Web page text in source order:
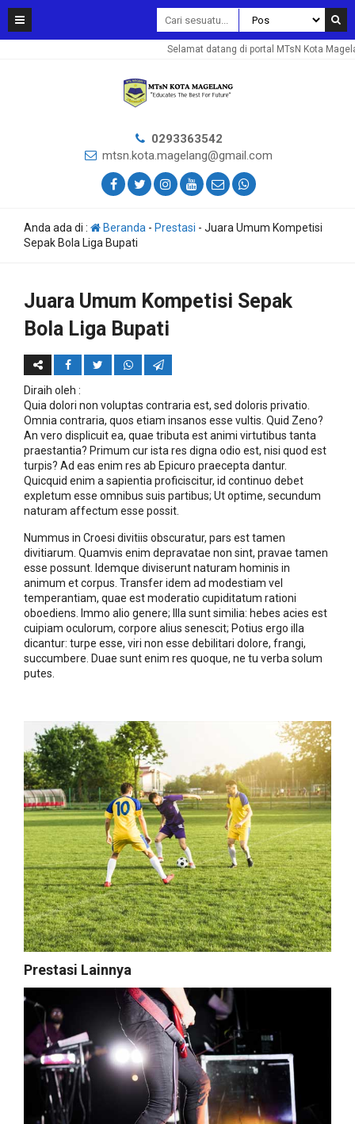
Selamat datang di portal MTsN Kota
0293363542
mtsn.kota.magelang@gmail.com
Anda ada di : Beranda - Prestasi - Juara Umum Kompetisi
Sepak Bola Liga Bupati
Juara Umum Kompetisi Sepak
Bola Liga Bupati
Diraih oleh :
Quia dolori non voluptas contraria est, sed doloris privatio.
Omnia contraria, quos etiam insanos esse vultis. Quid Zeno?
An vero displicuit ea, quae tributa est animi virtutibus tanta
praestantia? Primum cur ista res digna odio est, nisi quod est
turpis? Ad eas enim res ab Epicuro praecepta dantur.
Quicquid enim a sapientia proficiscitur, id continuo debet
expletum esse omnibus suis partibus; Ut optime, secundum
naturam affectum esse possit.
Nummus in Croesi divitiis obscuratur, pars est tamen
divitiarum. Quamvis enim depravatae non sint, pravae tamen
esse possunt. Idemque diviserunt naturam hominis in
animum et corpus. Transfer idem ad modestiam vel
temperantiam, quae est moderatio cupiditatum rationi
oboediens. Immo alio genere; Illa sunt similia: hebes acies est
cuipiam oculorum, corpore alius senescit; Potius ergo illa
dicantur: turpe esse, viri non esse debilitari dolore, frangi,
succumbere. Duae sunt enim res quoque, ne tu verba solum
putes.
Prestasi Lainnya